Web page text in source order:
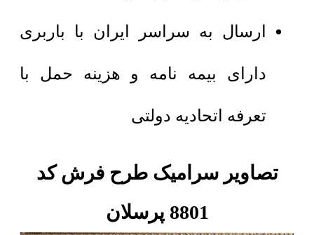
ارسال به سراسر ایران با باربری
دارای بیمه نامه و هزینه حمل با
تعرفه اتحادیه دولتی
تصاویر سرامیک طرح فرش کد
8801 پرسلان